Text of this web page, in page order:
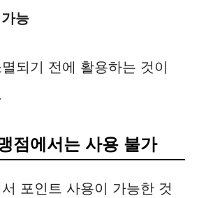
능
되기 전에 활용하는 것이
점에서는 사용 불가
포인트 사용이 가능한 것